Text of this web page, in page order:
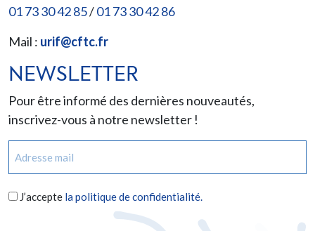
01 73 30 42 85/01 73 30 42 86
Mail : urif@cftc.fr
NEWSLETTER
Pour être informé des dernières nouveautés,
inscrivez-vous à notre newsletter !
mail
RGPD
J’accepte la politique de confidentialité.